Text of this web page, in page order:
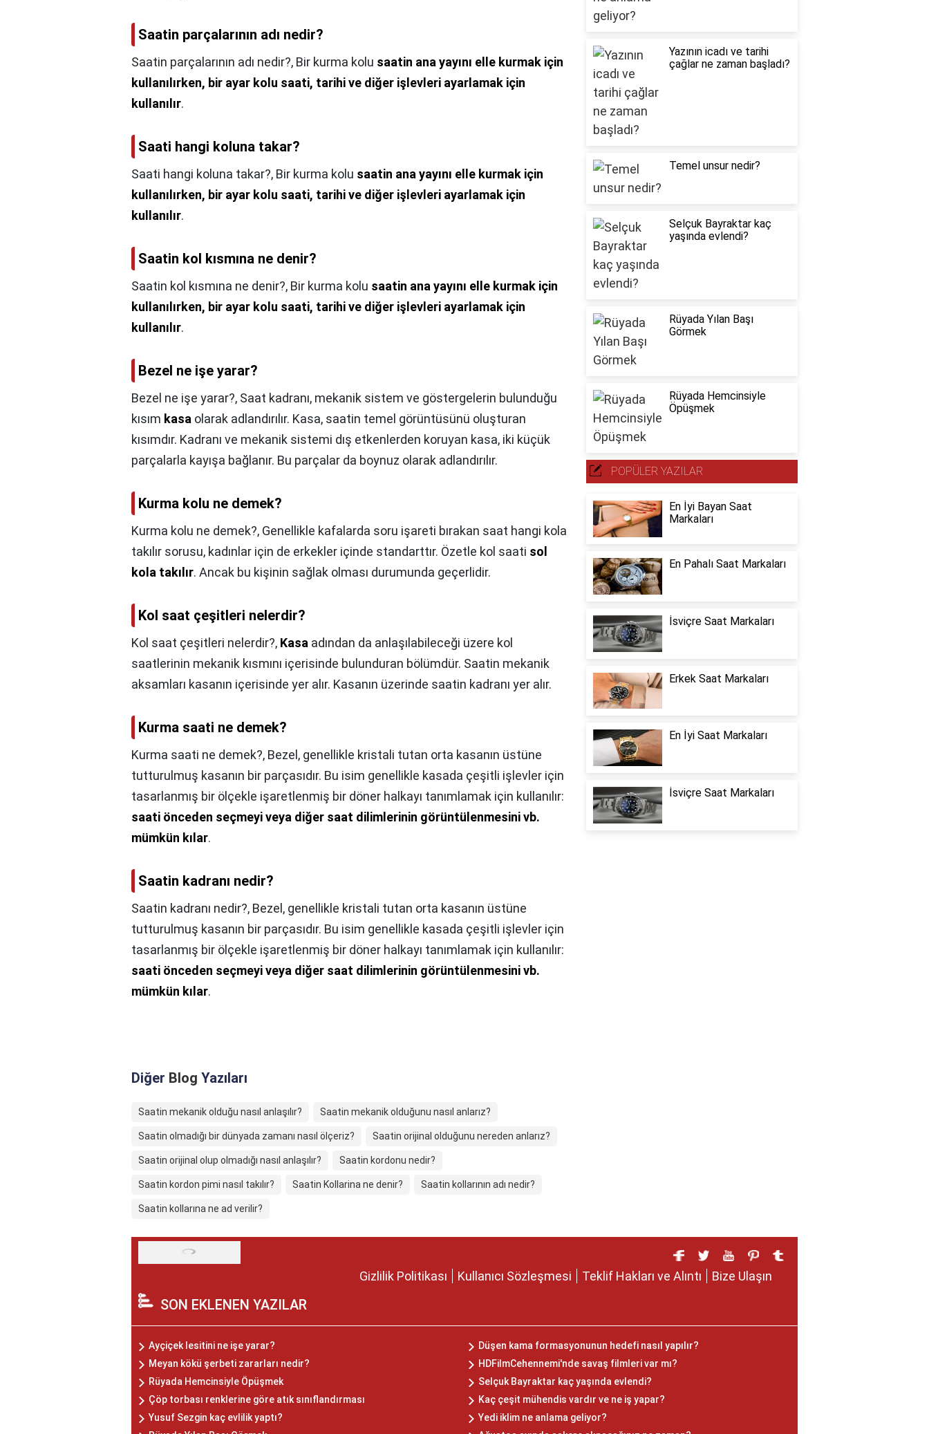
Saatin parçalarının adı nedir?
Saatin parçalarının adı nedir?, Bir kurma kolu saatin ana yayını elle kurmak için
kullanılırken, bir ayar kolu saati, tarihi ve diğer işlevleri ayarlamak için
kullanılır.
Saati hangi koluna takar?
Saati hangi koluna takar?, Bir kurma kolu saatin ana yayını elle kurmak için
kullanılırken, bir ayar kolu saati, tarihi ve diğer işlevleri ayarlamak için
kullanılır.
Saatin kol kısmına ne denir?
Saatin kol kısmına ne denir?, Bir kurma kolu saatin ana yayını elle kurmak için
kullanılırken, bir ayar kolu saati, tarihi ve diğer işlevleri ayarlamak için
kullanılır.
Bezel ne işe yarar?
Bezel ne işe yarar?, Saat kadranı, mekanik sistem ve göstergelerin bulunduğu
kısım kasa olarak adlandırılır. Kasa, saatin temel görüntüsünü oluşturan
kısımdır. Kadranı ve mekanik sistemi dış etkenlerden koruyan kasa, iki küçük
parçalarla kayışa bağlanır. Bu parçalar da boynuz olarak adlandırılır.
Kurma kolu ne demek?
Kurma kolu ne demek?, Genellikle kafalarda soru işareti bırakan saat hangi kola
takılır sorusu, kadınlar için de erkekler içinde standarttır. Özetle kol saati sol
kola takılır. Ancak bu kişinin sağlak olması durumunda geçerlidir.
Kol saat çeşitleri nelerdir?
Kol saat çeşitleri nelerdir?, Kasa adından da anlaşılabileceği üzere kol
saatlerinin mekanik kısmını içerisinde bulunduran bölümdür. Saatin mekanik
aksamları kasanın içerisinde yer alır. Kasanın üzerinde saatin kadranı yer alır.
Kurma saati ne demek?
Kurma saati ne demek?, Bezel, genellikle kristali tutan orta kasanın üstüne
tutturulmuş kasanın bir parçasıdır. Bu isim genellikle kasada çeşitli işlevler için
tasarlanmış bir ölçekle işaretlenmiş bir döner halkayı tanımlamak için kullanılır:
saati önceden seçmeyi veya diğer saat dilimlerinin görüntülenmesini vb.
mümkün kılar.
Saatin kadranı nedir?
Saatin kadranı nedir?, Bezel, genellikle kristali tutan orta kasanın üstüne
tutturulmuş kasanın bir parçasıdır. Bu isim genellikle kasada çeşitli işlevler için
tasarlanmış bir ölçekle işaretlenmiş bir döner halkayı tanımlamak için kullanılır:
saati önceden seçmeyi veya diğer saat dilimlerinin görüntülenmesini vb.
mümkün kılar.
Diğer Blog Yazıları
Saatin mekanik olduğu nasıl anlaşılır? Saatin mekanik olduğunu nasıl anlarız?
Saatin olmadığı bir dünyada zamanı nasıl ölçeriz? Saatin orijinal olduğunu nereden anlarız?
Saatin orijinal olup olmadığı nasıl anlaşılır? Saatin kordonu nedir?
Saatin kordon pimi nasıl takılır? Saatin Kollarina ne denir? Saatin kollarının adı nedir?
Saatin kollarına ne ad verilir?
Yazının icadı ve tarihi
çağlar ne zaman başladı?
Temel unsur nedir?
Selçuk Bayraktar kaç
yaşında evlendi?
Rüyada Yılan Başı
Görmek
Rüyada Hemcinsiyle
Öpüşmek
POPÜLER YAZILAR
En İyi Bayan Saat
Markaları
En Pahalı Saat Markaları
İsviçre Saat Markaları
Erkek Saat Markaları
En İyi Saat Markaları
İsviçre Saat Markaları
Gizlilik Politikası Kullanıcı Sözleşmesi Teklif Hakları ve Alıntı Bize Ulaşın
SON EKLENEN YAZILAR
Ayçiçek lesitini ne işe yarar?
Düşen kama formasyonunun hedefi nasıl yapılır?
Meyan kökü şerbeti zararları nedir?
HDFilmCehennemi'nde savaş filmleri var mı?
Rüyada Hemcinsiyle Öpüşmek
Selçuk Bayraktar kaç yaşında evlendi?
Çöp torbası renklerine göre atık sınıflandırması
Kaç çeşit mühendis vardır ve ne iş yapar?
Yusuf Sezgin kaç evlilik yaptı?
Yedi iklim ne anlama geliyor?